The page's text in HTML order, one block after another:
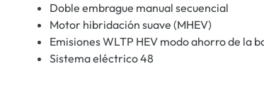
Doble embrague manual secuencial
Motor hibridación suave (MHEV)
Emisiones WLTP HEV modo ahorro de la
Sistema eléctrico 48